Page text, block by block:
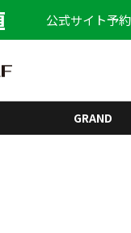
公式サイト予
GRAND